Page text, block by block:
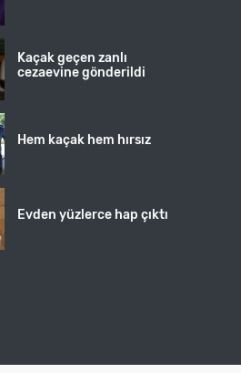
Kaçak geçen zanlı
cezaevine gönderildi
Hem kaçak hem hırsız
Evden yüzlerce hap çıktı